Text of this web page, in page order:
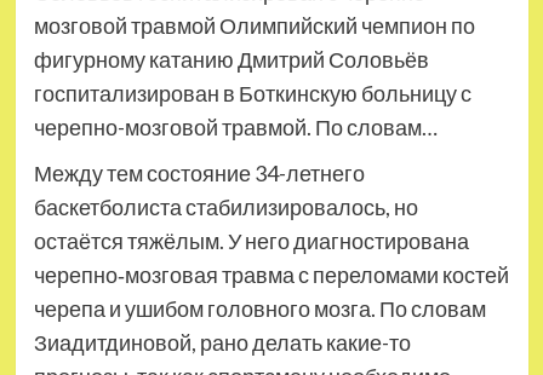
мозговой травмой Олимпийский чемпион по
фигурному катанию Дмитрий Соловьёв
госпитализирован в Боткинскую больницу с
черепно-мозговой травмой. По словам…
Между тем состояние 34-летнего
баскетболиста стабилизировалось, но
остаётся тяжёлым. У него диагностирована
черепно‑мозговая травма с переломами костей
черепа и ушибом головного мозга. По словам
Зиадитдиновой, рано делать какие-то